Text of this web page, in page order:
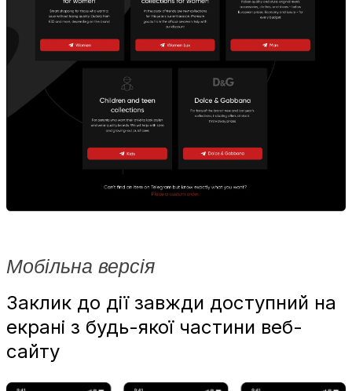
Мобільна версія
Заклик до дії завжди доступний на
екрані з будь-якої частини веб-
сайту